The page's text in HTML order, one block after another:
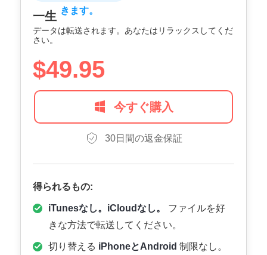
きます。
一生
データは転送されます。あなたはリラックスしてくだ
さい。
$49.95
今すぐ購入
30日間の返金保証
得られるもの:
iTunesなし。iCloudなし。
ファイルを好
きな方法で転送してください。
切り替える iPhoneとAndroid 制限なし。